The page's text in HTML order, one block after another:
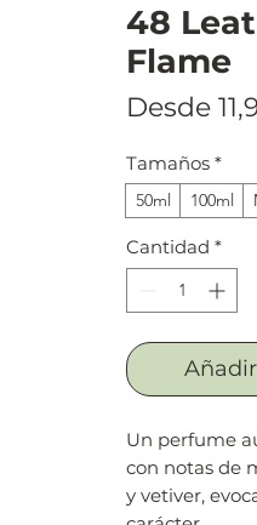
48
Flame
Desde
Tamaños *
50ml 100ml
Cantidad *
Un perfume
con notas de
y vetiver,